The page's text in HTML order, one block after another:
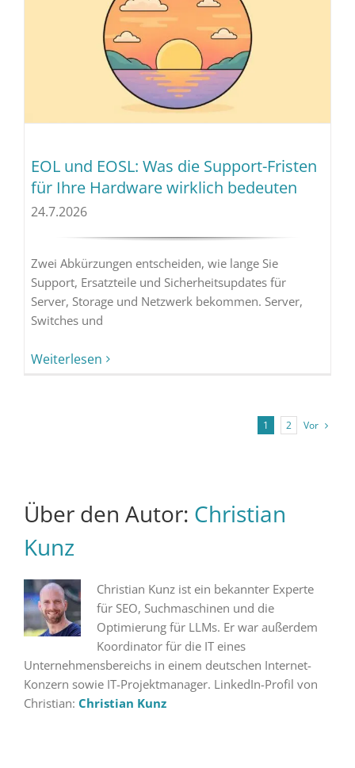
EOL und EOSL: Was die Support-Fristen
für Ihre Hardware wirklich bedeuten
24.7.2026
Zwei Abkürzungen entscheiden, wie lange Sie
Support, Ersatzteile und Sicherheitsupdates für
Server, Storage und Netzwerk bekommen. Server,
Switches und
Weiterlesen
1 2 Vor
Über den Autor: Christian
Kunz
Christian Kunz ist ein bekannter Experte
für SEO, Suchmaschinen und die
Optimierung für LLMs. Er war außerdem
Koordinator für die IT eines
Unternehmensbereichs in einem deutschen Internet-
Konzern sowie IT-Projektmanager. LinkedIn-Profil von
Christian: Christian Kunz